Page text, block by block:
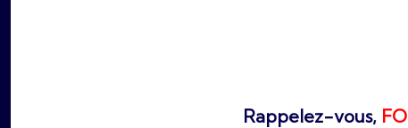
Rappelez-vous, FO